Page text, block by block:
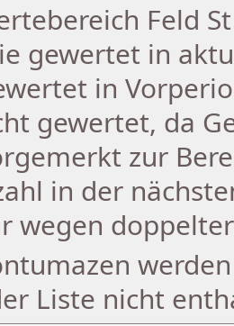
Feld
gewertet in
in
gewertet, da
zur
in der
wegen
Liste nicht